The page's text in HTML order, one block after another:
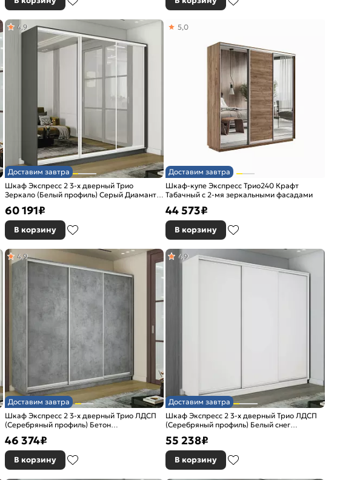
Доставим завтра
Шкаф Экспресс 2 3-х дверный Трио
Зеркало (Белый профиль) Серый Диамант
4,9
60 191₽
В корзину
Доставим завтра
Шкаф-купе Экспресс Трио240 Крафт
Табачный с 2-мя зеркальными фасадами
5,0
44 573₽
В корзину
Доставим завтра
Шкаф Экспресс 2 3-х дверный Трио ЛДСП
(Серебряный профиль) Бетон
4,9
46 374₽
В корзину
Доставим завтра
Шкаф Экспресс 2 3-х дверный Трио ЛДСП
(Серебряный профиль) Белый снег
4,9
55 238₽
В корзину